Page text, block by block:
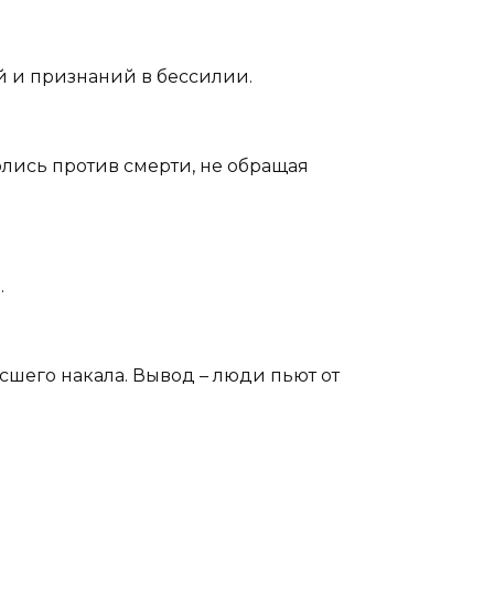
и признаний в бессилии.
против смерти, не обращая
накала. Вывод – люди пьют от